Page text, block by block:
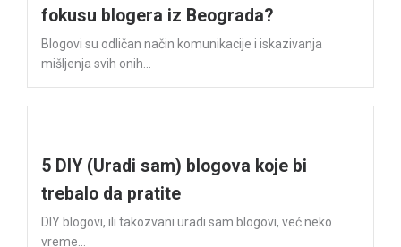
fokusu blogera iz Beograda?
Blogovi su odličan način komunikacije i iskazivanja
mišljenja svih onih...
5 DIY (Uradi sam) blogova koje bi
trebalo da pratite
DIY blogovi, ili takozvani uradi sam blogovi, već neko
vreme...